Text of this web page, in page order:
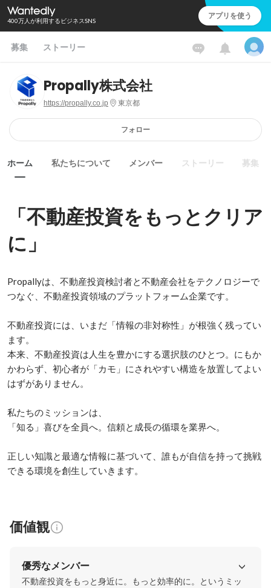
400万人が利用するビジネスSNS アプリを使う
募集 ストーリー
Propally株式会社
https://propally.co.jp 東京都
フォロー
ホーム 私たちについて メンバー ストーリー 募集
「不動産投資をもっとクリア
に」
Propallyは、不動産投資検討者と不動産会社をテクノロジーで
つなぐ、不動産投資領域のプラットフォーム企業です。
不動産投資には、いまだ「情報の非対称性」が根強く残ってい
ます。
本来、不動産投資は人生を豊かにする選択肢のひとつ。にもか
かわらず、初心者が「カモ」にされやすい構造を放置してよい
はずがありません。
私たちのミッションは、
「知る」喜びを全員へ。信頼と成長の循環を業界へ。
正しい知識と最適な情報に基づいて、誰もが自信を持って挑戦
できる環境を創生していきます。
価値観
優秀なメンバー
不動産投資をもっと身近に。もっと効率的に。というミッ